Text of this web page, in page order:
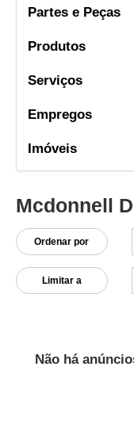
Partes e Peças
Produtos
Serviços
Empregos
Imóveis
Mcdonnell
Ordenar por
Limitar a
Não há